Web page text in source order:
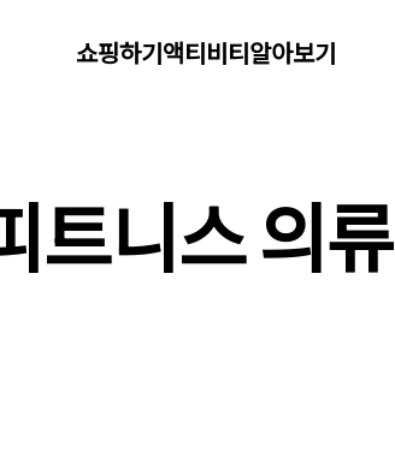
쇼핑하기 액티비티알아보기
트니스 의류